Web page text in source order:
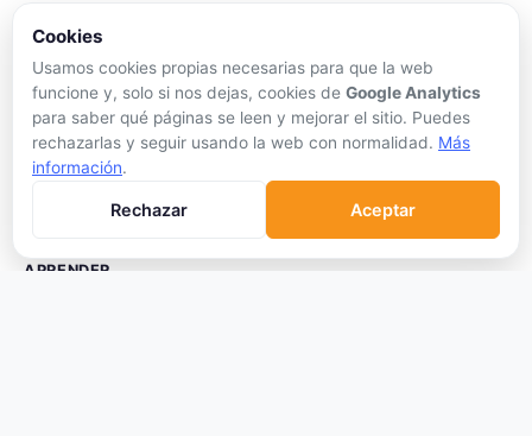
Comparar Comisiones
Blockchains
Hardware Wallets
Software Wallets
Mejor Wallet
Gastar Criptomonedas
APRENDER
Cookies
Usamos cookies propias necesarias para que la web
funcione y, solo si nos dejas, cookies de Google Analytics
para saber qué páginas se leen y mejorar el sitio. Puedes
rechazarlas y seguir usando la web con normalidad. Más
información.
Rechazar Aceptar